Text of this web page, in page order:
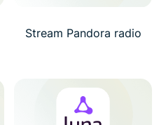
Stream Pandora radio